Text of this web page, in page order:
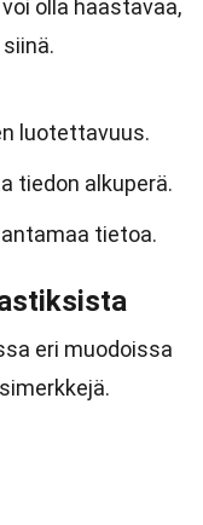
olla haastavaa,
luotettavuus.
tiedon alkuperä.
tietoa.
eri muodoissa